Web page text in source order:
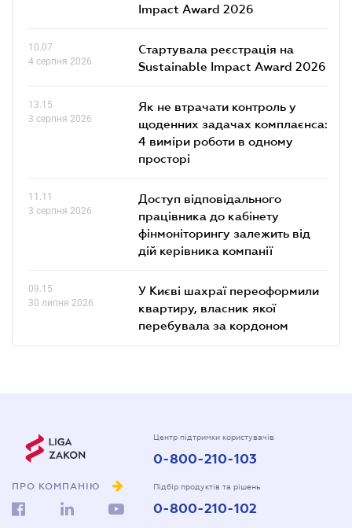
Impact Award 2026
10.07
4 серпня 2026
Стартувала реєстрація на
Sustainable Impact Award 2026
13.15
3 серпня 2026
Як не втрачати контроль у
щоденних задачах комплаєнса:
4 виміри роботи в одному
просторі
11.11
3 серпня 2026
Доступ відповідального
працівника до кабінету
фінмоніторингу залежить від
дій керівника компанії
09.15
30 липня 2026
У Києві шахраї переоформили
квартиру, власник якої
перебувала за кордоном
ПРО КОМПАНІЮ
Центр підтримки користувачів
0-800-210-103
Підбір продуктів та рішень
0-800-210-102